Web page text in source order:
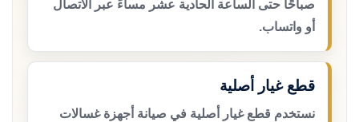
صباحًا حتى الساعة الحادية عشر مساءً عبر الاتصال
أو واتساب.
قطع غيار أصلية
نستخدم قطع غيار أصلية في صيانة أجهزة غسالات